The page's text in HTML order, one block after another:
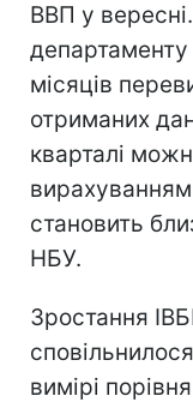
ВВП у
місяців
отриманих
кварталі
вирахуванням
становить
НБУ.
Зростання
вимірі